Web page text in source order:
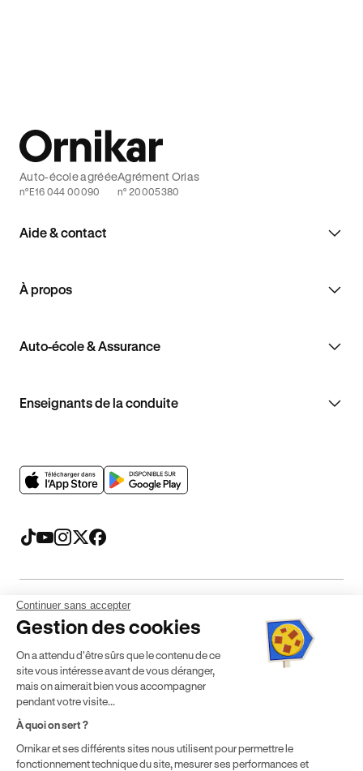
Aide & contact
À propos
Auto-école & Assurance
Enseignants de la conduite
Auto-école agréée
n°E16 044 00090
Agrément Orias
n° 20005380
Mentions légales CGV CGU Politique de confidentialité
* Détail des conditions de nos offres
localisation géographique et du type de formules que vous
achetez comme détaillé dans nosConditions Générales de
Vente.
Continuer sans accepter
Gestion des cookies
On a attendu d'être sûrs que le contenu de ce
site vous intéresse avant de vous déranger,
mais on aimerait bien vous accompagner
pendant votre visite...
À quoi on sert ?
Ornikar et ses différents sites nous utilisent pour permettre le
fonctionnement technique du site, mesurer ses performances et